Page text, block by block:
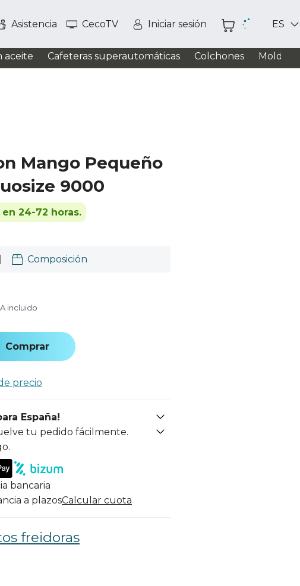
Asistencia CecoTV Iniciar sesión ES
aceite Cafeteras superautomáticas Colchones
Mango Pequeño
9000
en 24-72 horas.
Composición
incluido
Comprar
precio
España!
tu pedido fácilmente.
bancaria
a plazosCalcular cuota
freidoras